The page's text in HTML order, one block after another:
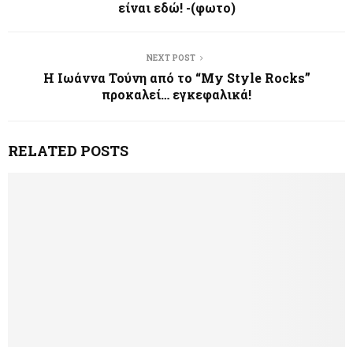
είναι εδώ! -(φωτο)
NEXT POST
Η Ιωάννα Τούνη από το “My Style Rocks”
προκαλεί… εγκεφαλικά!
RELATED POSTS